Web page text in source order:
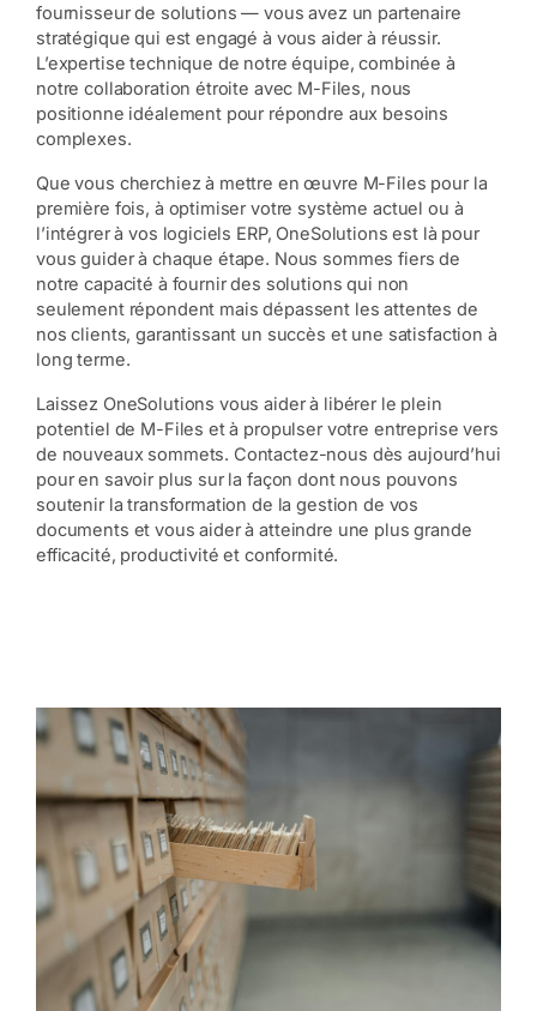
fournisseur de solutions — vous avez un partenaire
stratégique qui est engagé à vous aider à réussir.
L’expertise technique de notre équipe, combinée à
notre collaboration étroite avec M-Files, nous
positionne idéalement pour répondre aux besoins
complexes.
Que vous cherchiez à mettre en œuvre M-Files pour la
première fois, à optimiser votre système actuel ou à
l’intégrer à vos logiciels ERP, OneSolutions est là pour
vous guider à chaque étape. Nous sommes fiers de
notre capacité à fournir des solutions qui non
seulement répondent mais dépassent les attentes de
nos clients, garantissant un succès et une satisfaction à
long terme.
Laissez OneSolutions vous aider à libérer le plein
potentiel de M-Files et à propulser votre entreprise vers
de nouveaux sommets. Contactez-nous dès aujourd’hui
pour en savoir plus sur la façon dont nous pouvons
soutenir la transformation de la gestion de vos
documents et vous aider à atteindre une plus grande
efficacité, productivité et conformité.